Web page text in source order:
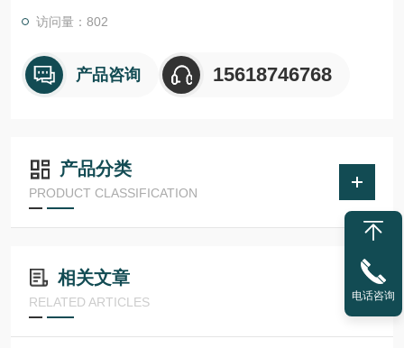
访问量：802
产品咨询 15618746768
产品分类
PRODUCT CLASSIFICATION
相关文章
RELATED ARTICLES 电话咨询